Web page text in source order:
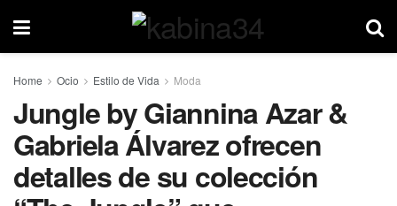
Home Ocio Estilo de Vida Moda
Jungle by Giannina Azar &
Gabriela Álvarez ofrecen
detalles de su colección